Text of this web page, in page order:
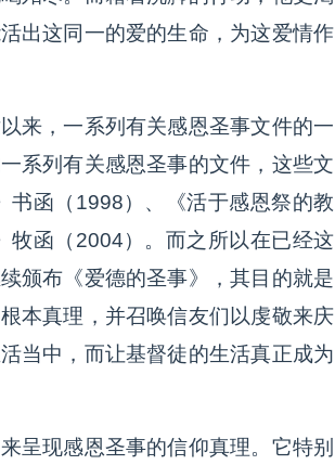
出这同一的爱的生命，为这爱情作
来，一系列有关感恩圣事文件的一
系列有关感恩圣事的文件，这些文
书函（1998）、《活于感恩祭的教
牧函（2004）。而之所以在已经这
颁布《爱德的圣事》，其目的就是
本真理，并召唤信友们以虔敬来庆
当中，而让基督徒的生活真正成为
呈现感恩圣事的信仰真理。它特别